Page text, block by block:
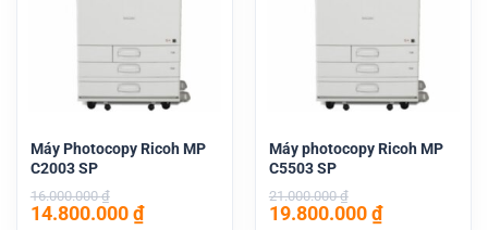
Máy Photocopy Ricoh MP
C2003 SP
16.000.000₫
Giá
14.800.000₫Giá
Máy photocopy Ricoh MP
C5503 SP
21.000.000₫
Giá
19.800.000₫Giá